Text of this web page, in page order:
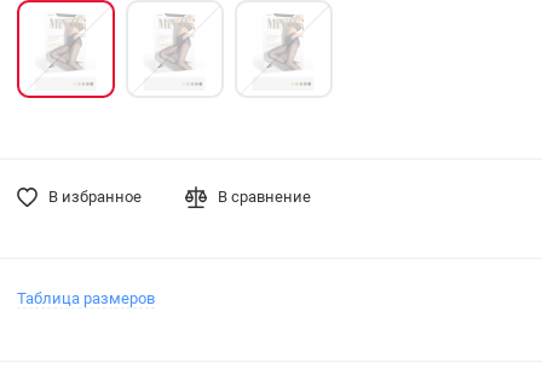
В избранное В сравнение
Таблица размеров